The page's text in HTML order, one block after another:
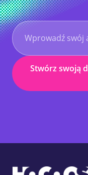
Stwórz swoją